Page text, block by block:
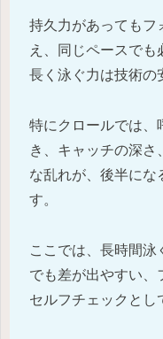
持久力があってもフ
え、同じペースでも
長く泳ぐ力は技術の
特にクロールでは、
き、キャッチの深
な乱れが、後半にな
す。
ここでは、長時間泳
でも差が出やすい、
セルフチェックとし